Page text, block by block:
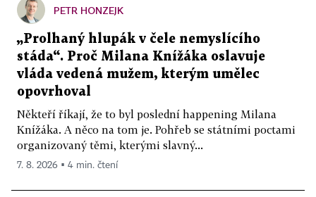
PETR HONZEJK
„Prolhaný hlupák v čele nemyslícího
stáda“. Proč Milana Knížáka oslavuje
vláda vedená mužem, kterým umělec
opovrhoval
Někteří říkají, že to byl poslední happening Milana
Knížáka. A něco na tom je. Pohřeb se státními poctami
organizovaný těmi, kterými slavný...
7. 8. 2026 ▪ 4 min. čtení